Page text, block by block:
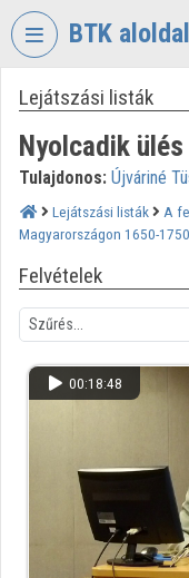
Fejléc kihagyása
BTK
VIDEOTORIUM
KUTATÓKÖZPONT
Intézményi kezdőlap
Bejelentkezés
Intézményi felfedezés
Kategóriák
Intézmények
Közreműködők
Lejátszási listák
Nyolcadik ülés
Tulajdonos: Újváriné
Lejátszási listák
A
Magyarországon 1650-1750
Felvételek
00:18:48